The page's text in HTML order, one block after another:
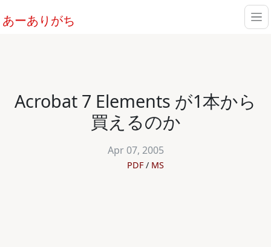
あーありがち
Acrobat 7 Elements が1本から
買えるのか
Apr 07, 2005
PDF MS